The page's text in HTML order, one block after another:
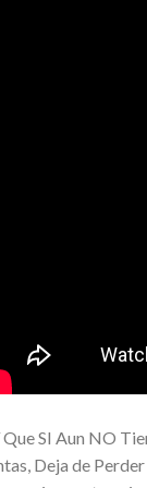
SI Aun NO
Deja de